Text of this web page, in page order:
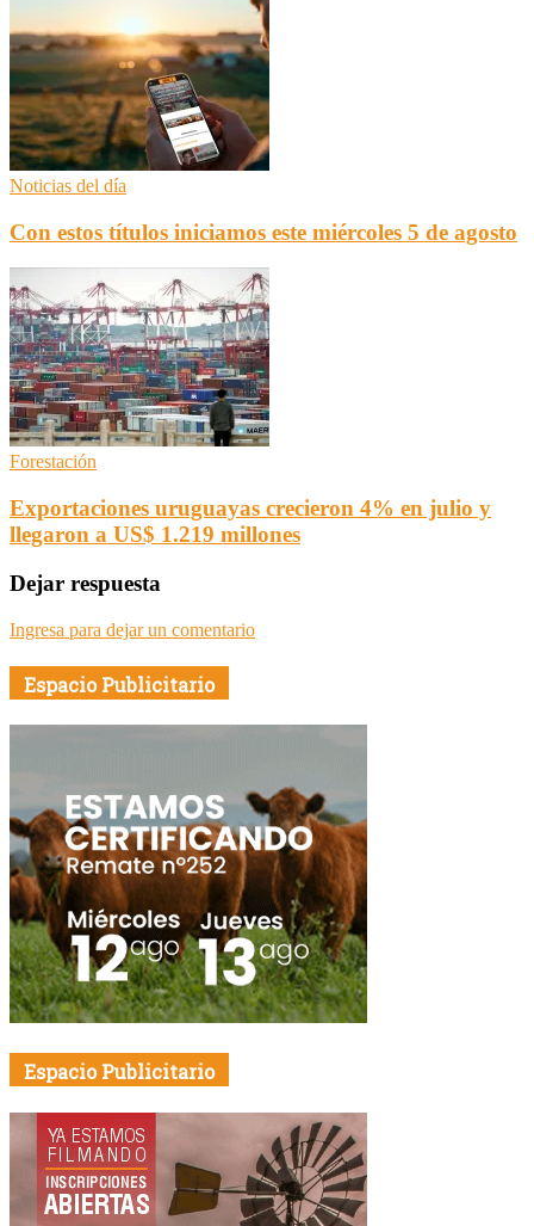
Noticias del día
Con estos títulos iniciamos este miércoles 5 de agosto
Forestación
Exportaciones uruguayas crecieron 4% en julio y
llegaron a US$ 1.219 millones
Dejar respuesta
Ingresa para dejar un comentario
Espacio Publicitario
Espacio Publicitario